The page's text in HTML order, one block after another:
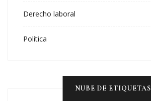
Derecho laboral
Política
NUBE DE ETIQUETAS